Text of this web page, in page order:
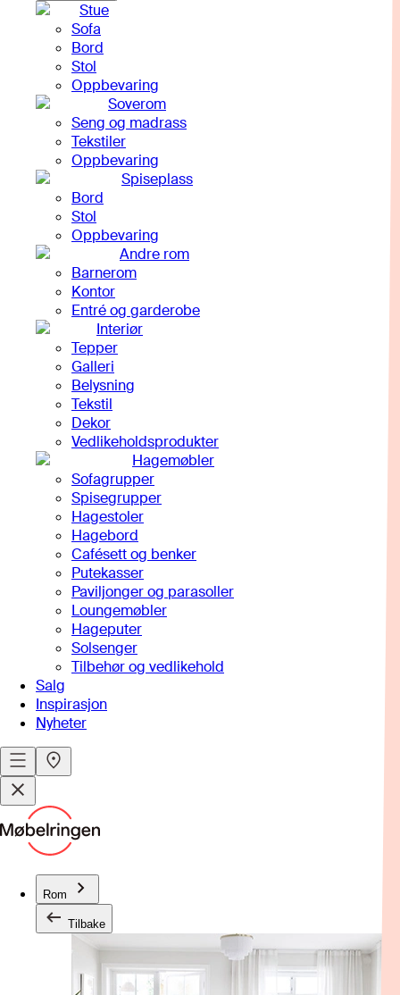
Stue
Sofa
Bord
Stol
Oppbevaring
Soverom
Seng og madrass
Tekstiler
Oppbevaring
Spiseplass
Bord
Stol
Oppbevaring
Andre rom
Barnerom
Kontor
Entré og garderobe
Interiør
Tepper
Galleri
Belysning
Tekstil
Dekor
Vedlikeholdsprodukter
Hagemøbler
Sofagrupper
Spisegrupper
Hagestoler
Hagebord
Cafésett og benker
Putekasser
Paviljonger og parasoller
Loungemøbler
Hageputer
Solsenger
Tilbehør og vedlikehold
Salg
Inspirasjon
Nyheter
Rom
Tilbake